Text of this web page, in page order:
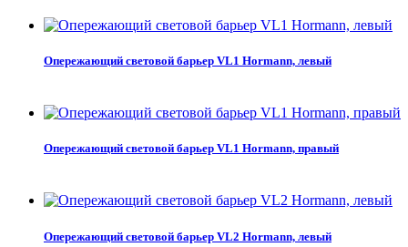
Опережающий световой барьер VL1 Hormann, левый
Опережающий световой барьер VL1 Hormann, правый
Опережающий световой барьер VL2 Hormann, левый